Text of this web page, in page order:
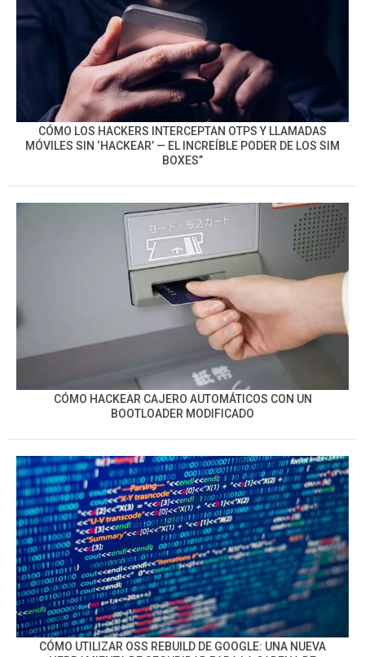
CÓMO LOS HACKERS INTERCEPTAN OTPS Y LLAMADAS
MÓVILES SIN ‘HACKEAR’ — EL INCREÍBLE PODER DE LOS SIM
BOXES”
CÓMO HACKEAR CAJERO AUTOMÁTICOS CON UN
BOOTLOADER MODIFICADO
CÓMO UTILIZAR OSS REBUILD DE GOOGLE: UNA NUEVA